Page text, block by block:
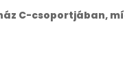
C-csoportjában,